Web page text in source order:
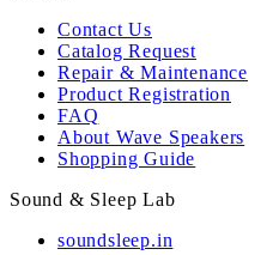
Contact Us
Catalog Request
Repair & Maintenance
Product Registration
FAQ
About Wave Speakers
Shopping Guide
Sound & Sleep Lab
soundsleep.in